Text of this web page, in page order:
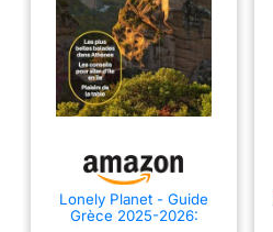
Lonely Planet - Guide
Grèce 2025-2026: